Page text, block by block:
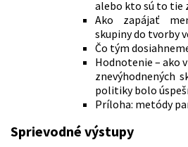
alebo kto sú to tie
Ako zapájať
skupiny do tvorby
Čo tým
Hodnotenie – ako
znevýhodnených
politiky bolo
Príloha: metódy
Sprievodné výstupy